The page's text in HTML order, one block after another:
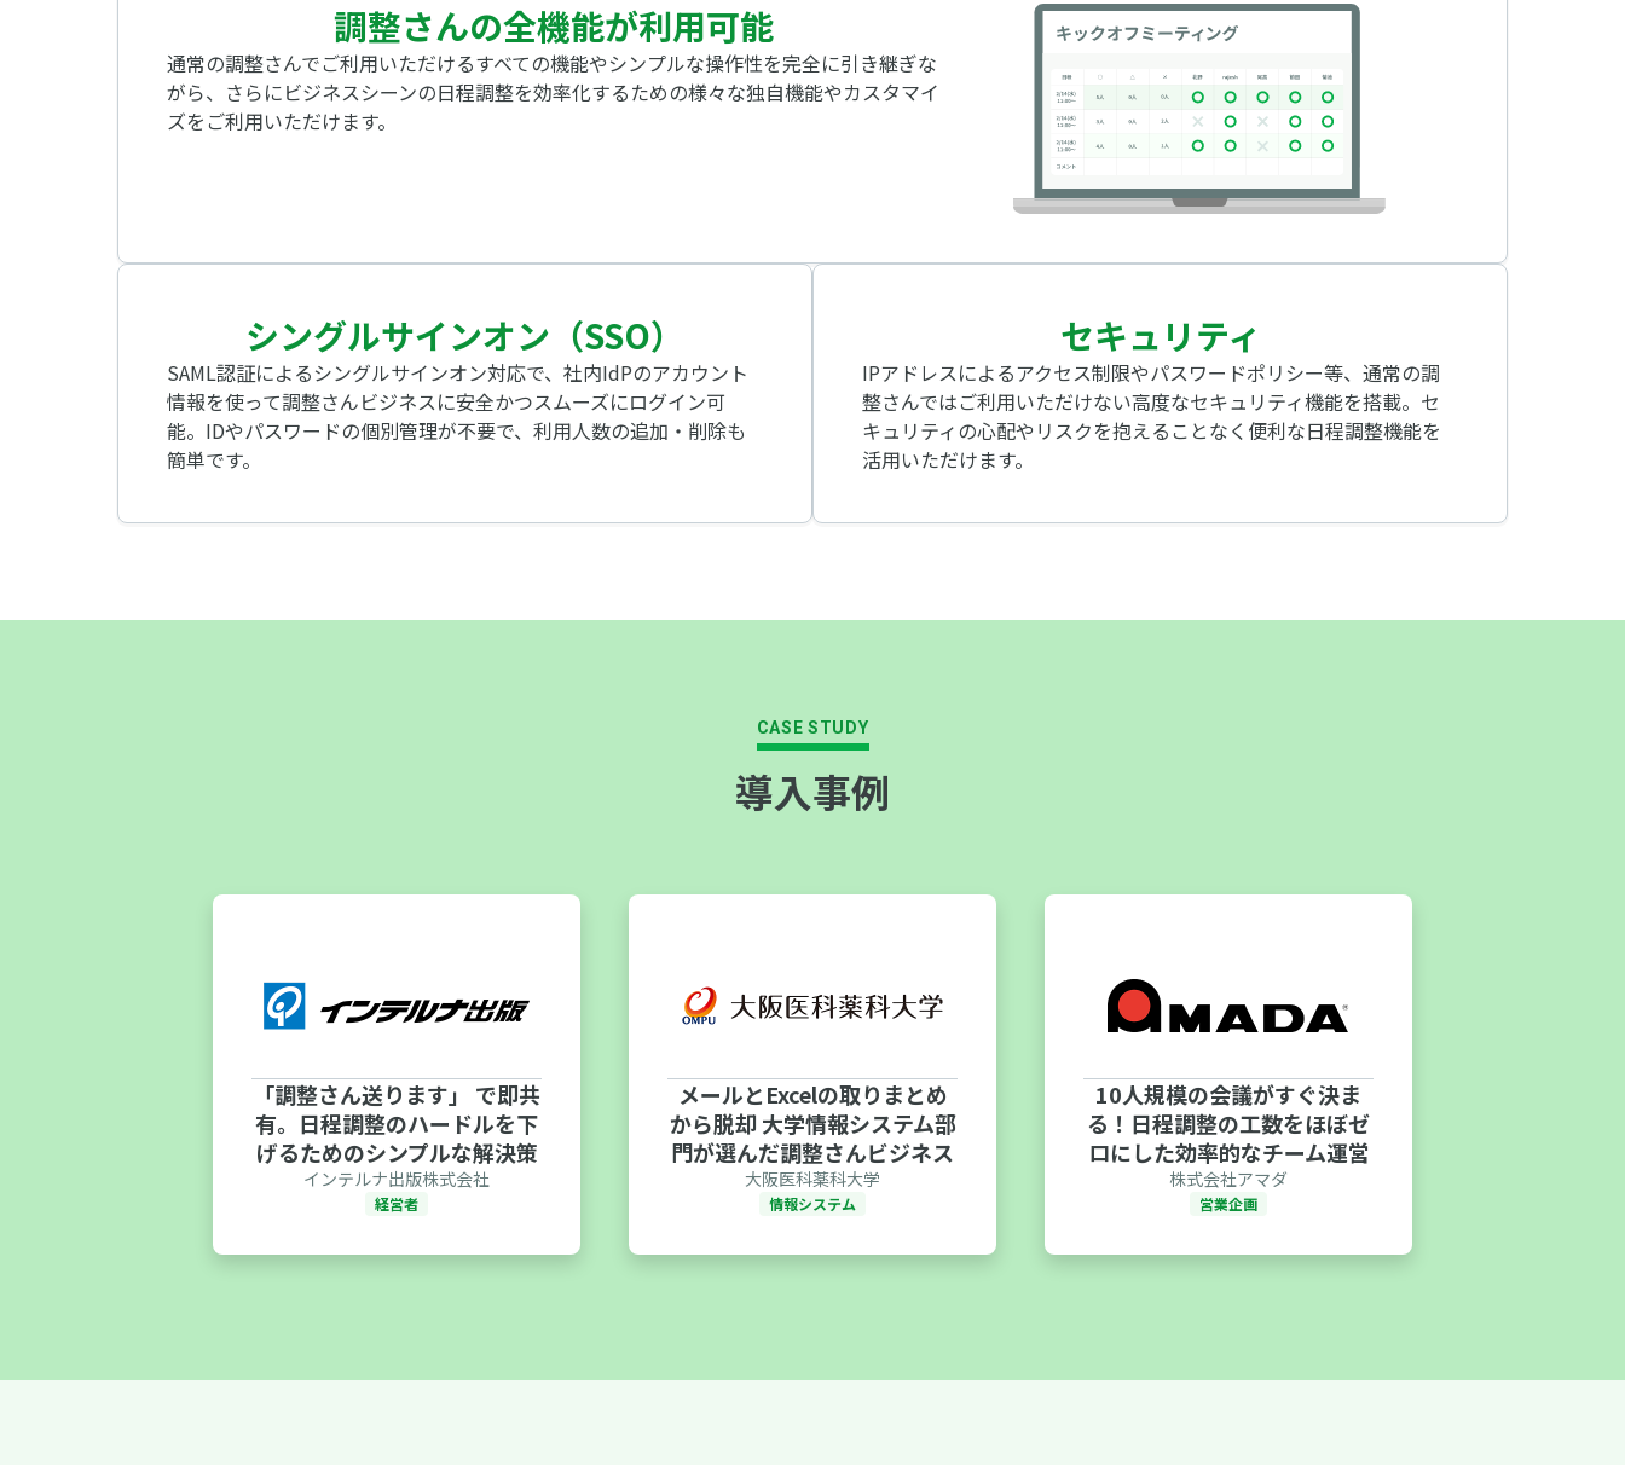
調整さんの全機能が利用可能
通常の調整さんでご利用いただけるすべての機能やシンプルな操作性を完全に引き継ぎな
がら、さらにビジネスシーンの日程調整を効率化するための様々な独自機能やカスタマイ
ズをご利用いただけます。
シングルサインオン（SSO）
SAML認証によるシングルサインオン対応で、社内IdPのアカウント
情報を使って調整さんビジネスに安全かつスムーズにログイン可
能。IDやパスワードの個別管理が不要で、利用人数の追加・削除も
簡単です。
セキュリティ
IPアドレスによるアクセス制限やパスワードポリシー等、通常の調
整さんではご利用いただけない高度なセキュリティ機能を搭載。セ
キュリティの心配やリスクを抱えることなく便利な日程調整機能を
活用いただけます。
CASE STUDY
導入事例
「調整さん送ります」 で即共
有。日程調整のハードルを下
げるためのシンプルな解決策
インテルナ出版株式会社
経営者
メールとExcelの取りまとめ
から脱却 大学情報システム部
門が選んだ調整さんビジネス
大阪医科薬科大学
情報システム
10人規模の会議がすぐ決ま
る！日程調整の工数をほぼゼ
ロにした効率的なチーム運営
株式会社アマダ
営業企画